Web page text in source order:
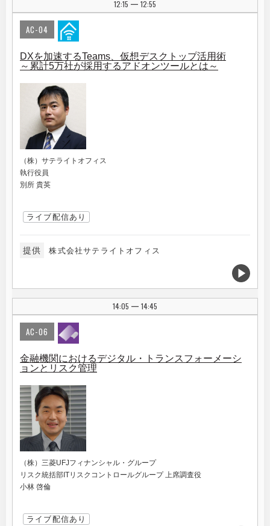
12:15 | 12:55
AC-04
DXを加速するTeams、仮想デスクトップ活用術
～累計5万社が採用するアドオンツールとは～
（株）サテライトオフィス
執行役員
別所 貴英
ライブ配信あり
提供 株式会社サテライトオフィス
14:05 | 14:45
AC-06
金融機関におけるデジタル・トランスフォーメーシ
ョンとリスク管理
（株）三菱UFJフィナンシャル・グループ
リスク統括部ITリスクコントロールグループ 上席調査役
小林 啓倫
ライブ配信あり